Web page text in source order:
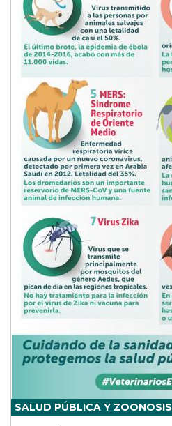
SALUD PÚBLICA Y ZOONOSIS